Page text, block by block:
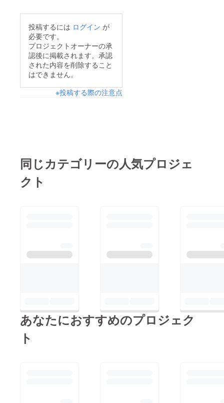
弘、悠情、福江元太の
「KYG trio」としても
ゼンコクツアーに出か
けている。
し、映画音楽、超有名
アーティストのサポー
トやら、レコーディン
グ、自身のオリジナル
CDなどなど、、、 今
す。 昨年は自身オリ
ジナル1stアルバム
投稿するには ログイン が
必要です。
プロジェクトオーナーの承
認後に掲載されます。承認
された内容を削除すること
はできません。
※投稿する際の注意点
同じカテゴリーの人気プロジェ
クト
あなたにおすすめのプロジェク
ト